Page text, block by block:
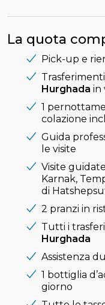
La quota
Pick-up e
Hurghada in
1
colazione
Guida
le visite
Visite
Karnak,
di
2 pranzi in
Tutti i
Hurghada
Assistenza
1 bottiglia
giorno